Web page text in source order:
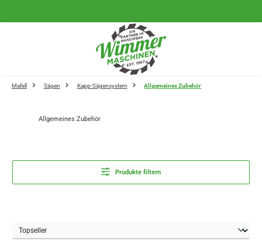
Mafell Sägen Kapp-Sägensystem Allgemeines Zubehör
Allgemeines Zubehör
Produkte filtern